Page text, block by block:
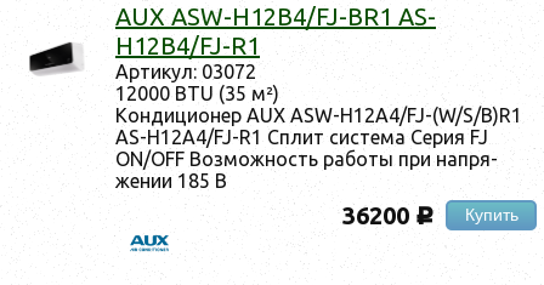
AUX ASW-H12B4/FJ-BR1 AS-
H12B4/FJ-R1
Ар­ти­кул: 03072
12000 BTU (35 м²)
Кон­ди­ци­онер AUX ASW-H12A4/FJ-(W/S/B)R1
AS-H12A4/FJ-R1 Сплит сис­те­ма Се­рия FJ
ON/OFF Воз­можность ра­боты при нап­ря­
жении 185 В
36200 c Купить